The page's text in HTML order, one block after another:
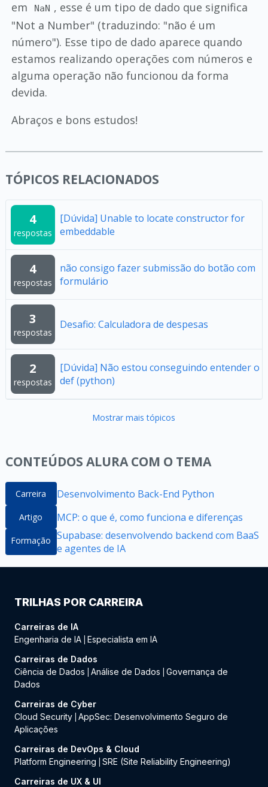
em
NaN , esse é um tipo de dado que significa
"Not a Number" (traduzindo: "não é um
número"). Esse tipo de dado aparece quando
estamos realizando operações com números e
alguma operação não funcionou da forma
devida.
Abraços e bons estudos!
TÓPICOS RELACIONADOS
4
respostas
[Dúvida] Unable to locate constructor for
embeddable
4
respostas
não consigo fazer submissão do botão com
formulário
3
respostas
Desafio: Calculadora de despesas
2
respostas
[Dúvida] Não estou conseguindo entender o
def (python)
Mostrar mais tópicos
CONTEÚDOS ALURA COM O TEMA
Carreira Desenvolvimento Back-End Python
Artigo MCP: o que é, como funciona e diferenças
Formação Supabase: desenvolvendo backend com BaaS
e agentes de IA
TRILHAS POR CARREIRA
Carreiras de IA
Engenharia de IA Especialista em IA
Carreiras de Dados
Ciência de Dados
Análise de Dados
Governança de
Dados
Carreiras de Cyber
Cloud Security AppSec: Desenvolvimento Seguro de
Aplicações
Carreiras de DevOps & Cloud
Platform Engineering
SRE (Site Reliability Engineering)
Carreiras de UX & UI